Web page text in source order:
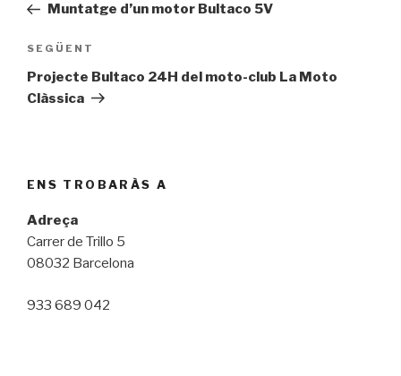
prèviaMuntatge d’un motor Bultaco 5V
Entrada
següent
SEGÜENT
Projecte Bultaco 24H del moto-club La Moto
Clàssica
ENS TROBARÀS A
Adreça
Carrer de Trillo 5
08032 Barcelona
933 689 042